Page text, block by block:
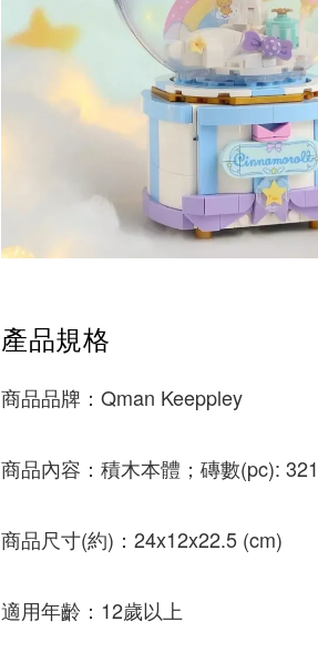
產品規格
商品品牌：Qman Keeppley
商品內容：積木本體；磚數(pc):
商品尺寸(約)：24x12x22.5 (cm)
適用年齡：12歲以上